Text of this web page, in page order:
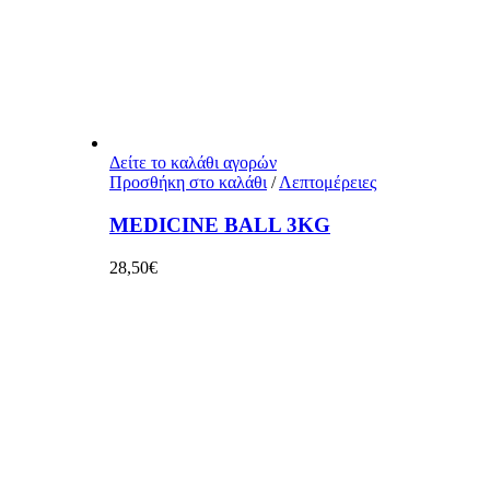
Δείτε το καλάθι αγορών
Προσθήκη στο καλάθι / Λεπτομέρειες
MEDICINE BALL 3KG
28,50€